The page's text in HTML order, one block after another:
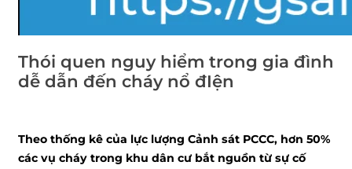
Thói quen nguy hiểm trong gia đình
dễ dẫn đến cháy nổ đIện
Theo thống kê của lực lượng Cảnh sát PCCC, hơn 50%
các vụ cháy trong khu dân cư bắt nguồn từ sự cố